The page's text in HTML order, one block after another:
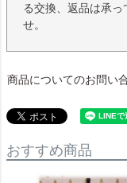
る交換、返品は承
せ。
商品についてのお問い
おすすめ商品